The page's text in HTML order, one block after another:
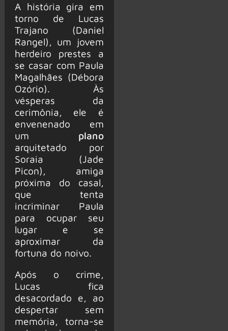
A história gira em
torno de Lucas
Trajano (Daniel
Rangel), um jovem
herdeiro prestes a
se casar com Paula
Magalhães (Débora
Ozório). Às
vésperas da
cerimônia, ele é
envenenado em
um plano
arquitetado por
Soraia (Jade
Picon), amiga
próxima do casal,
que tenta
incriminar Paula
para ocupar seu
lugar e se
aproximar da
fortuna do noivo.
Após o crime,
Lucas fica
desacordado e, ao
despertar sem
memória, torna-se